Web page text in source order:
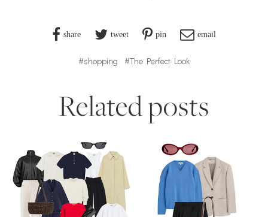
share tweet pin email
#shopping #The Perfect Look
Related posts